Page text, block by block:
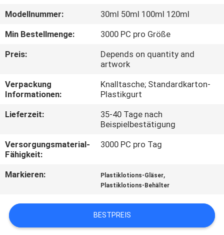
FABRIK-
AUSFLUG
QUALITÄTSKONTROLLE
SIE
MIT
UNS
IN
FORDERN
Modellnummer:
30ml 50ml 100ml 120ml
Min Bestellmenge:
3000 PC pro Größe
Preis:
Depends on quantity and
artwork
Verpackung
Informationen:
Knalltasche; Standardkarton-
Plastikgurt
Lieferzeit:
35-40 Tage nach
Beispielbestätigung
Versorgungsmaterial-
Fähigkeit:
3000 PC pro Tag
Markieren: Plastiklotions-Gläser,
Plastiklotions-Behälter
BESTPREIS